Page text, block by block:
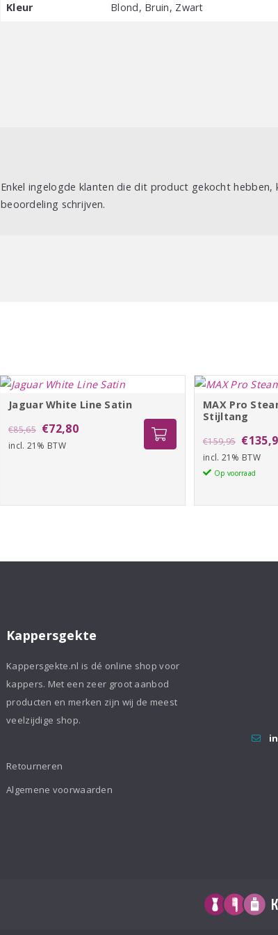
Kleur Blond, Bruin, Zwart
Enkel ingelogde klanten die dit product gekocht hebben,
beoordeling schrijven.
Jaguar White Line Satin
€85,65 Oorspronkelijke
prijs
€72,80Huidige
incl. 21% BTW
MAX Pro
Stijltang
€159,95
prijs
was:
€
incl. 21% BTW
Op voorraad
Kappersgekte
Kappersgekte.nl is dé online shop voor
kappers. Met een zeer groot aanbod
producten en merken zijn wij de meest
veelzijdige shop.
Retourneren
Algemene voorwaarden